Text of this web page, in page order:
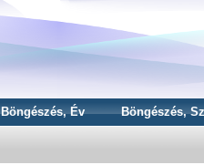
Böngészés, Év Böngészés,